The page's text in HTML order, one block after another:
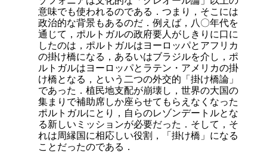
意味でも使われるのである．つまり，そこには
政治的な背景もあるのだ．例えば，八〇年代を
通じて，ポルトガルの政府要人がしきりに口に
したのは，ポルトガルはヨーロッパとアフリカ
の掛け橋になる，あるいはブラジルを介し，ポ
ルトガルはヨーロッパとラテン・アメリカの掛
け橋となる，という二つの外交的「掛け橋論」
であった．植民地支配が崩壊し，世界の大国の
集まりで補助席しか座らせてもらえなくなった
ポルトガルにとり，自らのレゾンデートルとな
る新しいミッションが必要だった．そして，そ
れは周縁国に相応しい役割，「掛け橋」になる
ことだったのである．